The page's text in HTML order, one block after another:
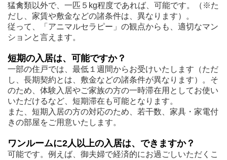
猛禽類以外で、一匹５kg程度であれば、可能です。（※た
だし、家賃や敷金などの諸条件は、異なります）。
従って、「アニマルセラピー」の観点からも、適切なマン
ションと言えます。
短期の入居は、可能ですか？
一部の住戸では、最低１週間からお受けいたします（ただ
し、長期契約とは、敷金などの諸条件が異なります）。そ
のため、体験入居やご家族の方の一時滞在用としてお使い
いただけるなど、短期滞在も可能となります。
また、短期入居の方の対応のため、若干数、家具・家電付
きの部屋をご用意いたします。
ワンルームに2人以上の入居は、できますか？
可能です。例えば、御夫婦で経済的にお過ごしいただくこ